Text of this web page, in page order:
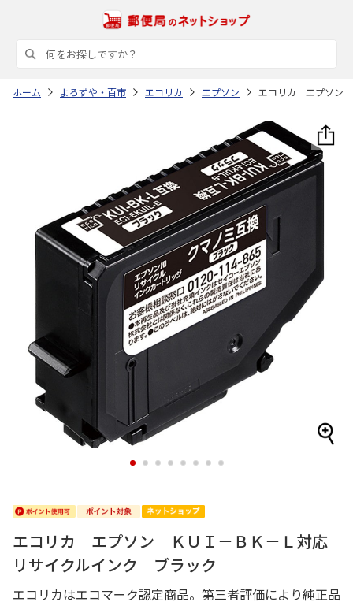
ホーム よろずや・百市 エコリカ エプソン エコリカ エプソン
1 2 3 4 5 6 7 8
エコリカ エプソン ＫＵＩ－ＢＫ－Ｌ対応
リサイクルインク ブラック
エコリカはエコマーク認定商品。第三者評価により純正品